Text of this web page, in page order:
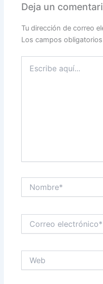
Deja un
Tu dirección de correo
Los campos
aquí...
electrónico*